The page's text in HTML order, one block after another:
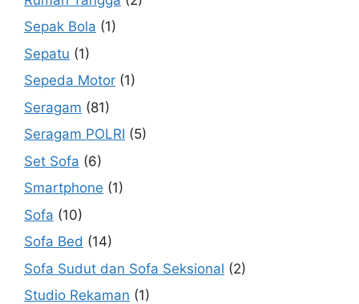
Sepak Bola (1)
Sepatu (1)
Sepeda Motor (1)
Seragam (81)
Seragam POLRI (5)
Set Sofa (6)
Smartphone (1)
Sofa (10)
Sofa Bed (14)
Sofa Sudut dan Sofa Seksional (2)
Studio Rekaman (1)